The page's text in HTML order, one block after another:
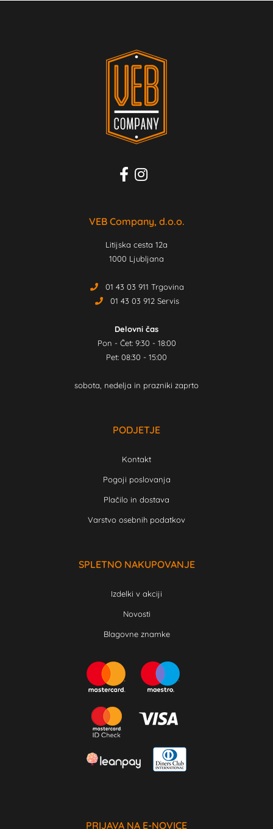
VEB Company, d.o.o.
Litijska cesta 12a
1000 Ljubljana
01 43 03 911 Trgovina
01 43 03 912 Servis
Delovni čas
Pon - Čet: 9:30 - 18:00
Pet: 08:30 - 15:00
sobota, nedelja in prazniki zaprto
PODJETJE
Kontakt
Pogoji poslovanja
Plačilo in dostava
Varstvo osebnih podatkov
SPLETNO NAKUPOVANJE
Izdelki v akciji
Novosti
Blagovne znamke
PRIJAVA NA E-NOVICE